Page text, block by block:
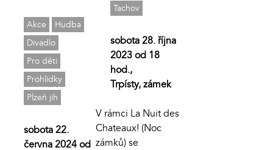
Akce
Hudba
Divadlo
Pro děti
Prohlídky
Plzeň jih
sobota 22.
června 2024 od
Tachov
sobota 28. října
2023 od 18
hod.,
Trpísty, zámek
V rámci La Nuit des
Chateaux! (Noc
zámků) se